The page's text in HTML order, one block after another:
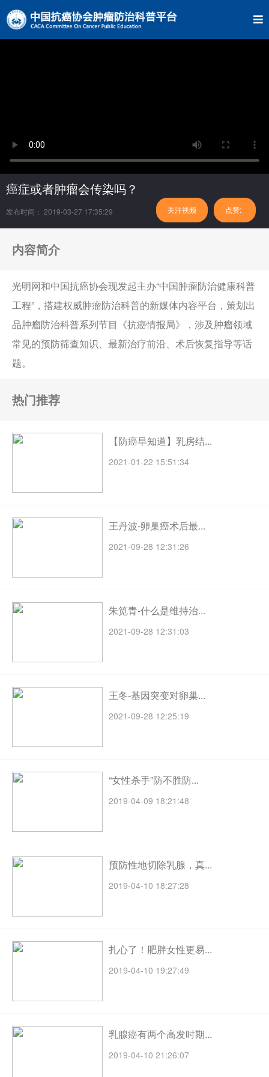
癌症或者肿瘤会传染吗？
发布时间： 2019-03-27 17:35:29 点赞:
关注视频
内容简介
光明网和中国抗癌协会现发起主办“中国肿瘤防治健康科普
工程”，搭建权威肿瘤防治科普的新媒体内容平台，策划出
品肿瘤防治科普系列节目《抗癌情报局》，涉及肿瘤领域
常见的预防筛查知识、最新治疗前沿、术后恢复指导等话
题。
热门推荐
【防癌早知道】乳房结...
2021-01-22 15:51:34
王丹波-卵巢癌术后最...
2021-09-28 12:31:26
朱笕青-什么是维持治...
2021-09-28 12:31:03
王冬-基因突变对卵巢...
2021-09-28 12:25:19
“女性杀手”防不胜防...
2019-04-09 18:21:48
预防性地切除乳腺，真...
2019-04-10 18:27:28
扎心了！肥胖女性更易...
2019-04-10 19:27:49
乳腺癌有两个高发时期...
2019-04-10 21:26:07